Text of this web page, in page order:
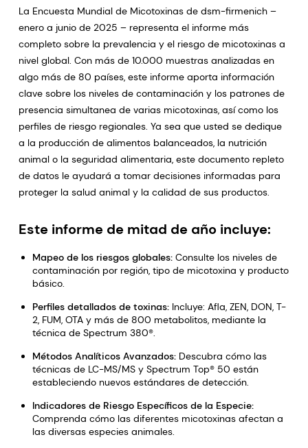
La Encuesta Mundial de Micotoxinas de dsm-firmenich –
enero a junio de 2025 – representa el informe más
completo sobre la prevalencia y el riesgo de micotoxinas a
nivel global. Con más de 10.000 muestras analizadas en
algo más de 80 países, este informe aporta información
clave sobre los niveles de contaminación y los patrones de
presencia simultanea de varias micotoxinas, así como los
perfiles de riesgo regionales. Ya sea que usted se dedique
a la producción de alimentos balanceados, la nutrición
animal o la seguridad alimentaria, este documento repleto
de datos le ayudará a tomar decisiones informadas para
proteger la salud animal y la calidad de sus productos.
Este informe de mitad de año incluye:
Mapeo de los riesgos globales: Consulte los niveles de
contaminación por región, tipo de micotoxina y producto
básico.
Perfiles detallados de toxinas: Incluye: Afla, ZEN, DON, T-
2, FUM, OTA y más de 800 metabolitos, mediante la
técnica de Spectrum 380®.
Métodos Analíticos Avanzados: Descubra cómo las
técnicas de LC-MS/MS y Spectrum Top® 50 están
estableciendo nuevos estándares de detección.
Indicadores de Riesgo Específicos de la Especie:
Comprenda cómo las diferentes micotoxinas afectan a
las diversas especies animales.